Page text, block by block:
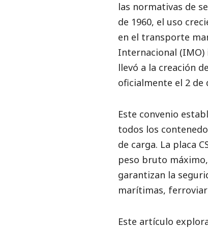
las normativas de
de 1960, el uso
en el transporte
Internacional (IMO)
llevó a la creación
oficialmente el 2 de
Este convenio
todos los
de carga. La placa
peso bruto
garantizan la
marítimas,
Este artículo